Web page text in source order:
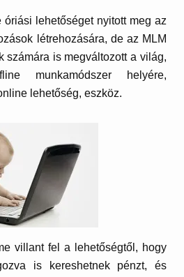
lehetőséget nyitott meg az
létrehozására, de az MLM
számára is megváltozott a világ,
munkamódszer helyére,
lehetőség, eszköz.
villant fel a lehetőségtől, hogy
is kereshetnek pénzt, és